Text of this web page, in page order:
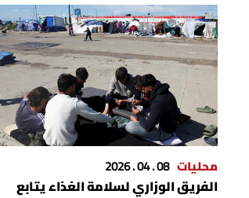
محليات 08 . 04 . 2026
الفريق الوزاري لسلامة الغذاء يتابع